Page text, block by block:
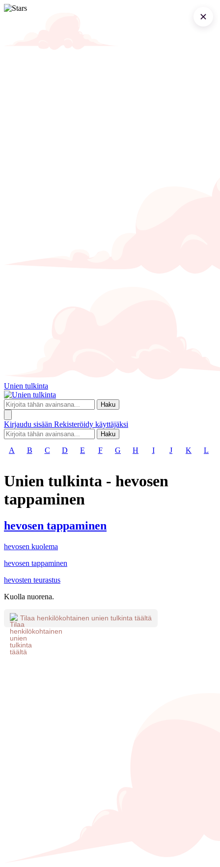
Unien tulkinta
Haku
Kirjaudu sisään Rekisteröidy käyttäjäksi
Haku
A B C D E F G H I J K L
Unien tulkinta - hevosen
tappaminen
hevosen tappaminen
hevosen kuolema
hevosen tappaminen
hevosten teurastus
Kuolla nuorena.
Tilaa henkilökohtainen unien tulkinta täältä